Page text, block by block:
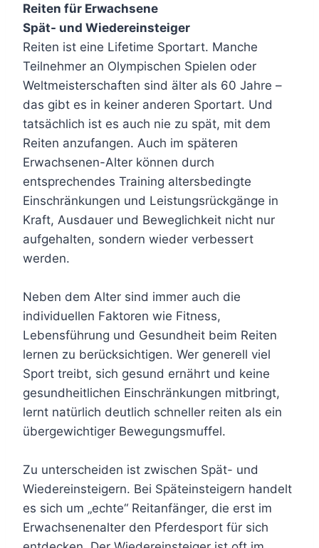
Reiten für Erwachsene
Spät- und Wiedereinsteiger
Reiten ist eine Lifetime Sportart. Manche
Teilnehmer an Olympischen Spielen oder
Weltmeisterschaften sind älter als 60 Jahre –
das gibt es in keiner anderen Sportart. Und
tatsächlich ist es auch nie zu spät, mit dem
Reiten anzufangen. Auch im späteren
Erwachsenen-Alter können durch
entsprechendes Training altersbedingte
Einschränkungen und Leistungsrückgänge in
Kraft, Ausdauer und Beweglichkeit nicht nur
aufgehalten, sondern wieder verbessert
werden.
Neben dem Alter sind immer auch die
individuellen Faktoren wie Fitness,
Lebensführung und Gesundheit beim Reiten
lernen zu berücksichtigen. Wer generell viel
Sport treibt, sich gesund ernährt und keine
gesundheitlichen Einschränkungen mitbringt,
lernt natürlich deutlich schneller reiten als ein
übergewichtiger Bewegungsmuffel.
Zu unterscheiden ist zwischen Spät- und
Wiedereinsteigern. Bei Späteinsteigern handelt
es sich um „echte“ Reitanfänger, die erst im
Erwachsenenalter den Pferdesport für sich